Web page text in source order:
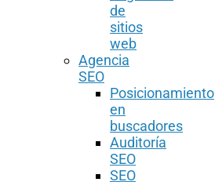
de
sitios
web
Agencia
SEO
Posicionamiento
en
buscadores
Auditoría
SEO
SEO